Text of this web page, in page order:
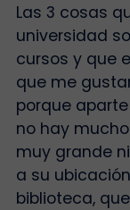
Las 3 cosas
universidad
cursos y que
que me
porque
no hay
muy grande
a su
biblioteca,